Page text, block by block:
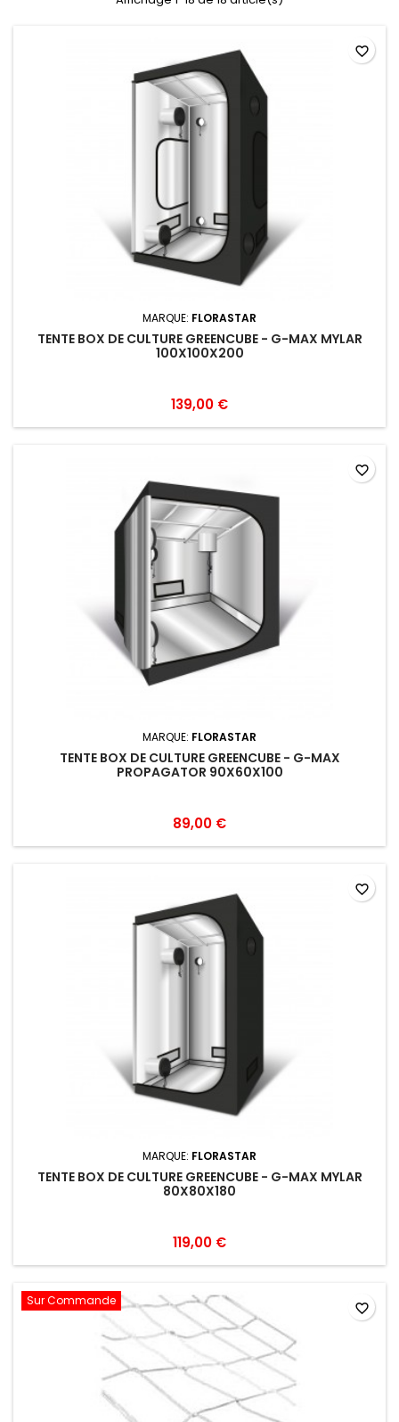
MARQUE: FLORASTAR
TENTE BOX DE CULTURE GREENCUBE - G-MAX MYLAR
100X100X200
139,00 €
favorite_border
MARQUE: FLORASTAR
TENTE BOX DE CULTURE GREENCUBE - G-MAX
PROPAGATOR 90X60X100
89,00 €
favorite_border
MARQUE: FLORASTAR
TENTE BOX DE CULTURE GREENCUBE - G-MAX MYLAR
80X80X180
119,00 €
favorite_border
Sur Commande favorite_border